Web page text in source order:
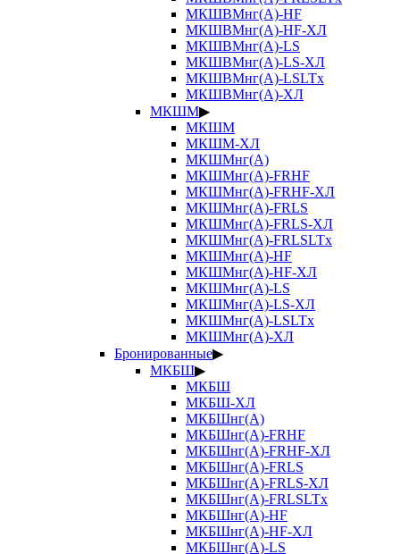
МКШВМнг(А)-HF
МКШВМнг(А)-HF-ХЛ
МКШВМнг(А)-LS
МКШВМнг(А)-LS-ХЛ
МКШВМнг(А)-LSLTx
МКШВМнг(А)-ХЛ
МКШМ▶
МКШМ
МКШМ-ХЛ
МКШМнг(А)
МКШМнг(А)-FRHF
МКШМнг(А)-FRHF-ХЛ
МКШМнг(А)-FRLS
МКШМнг(А)-FRLS-ХЛ
МКШМнг(А)-FRLSLTx
МКШМнг(А)-HF
МКШМнг(А)-HF-ХЛ
МКШМнг(А)-LS
МКШМнг(А)-LS-ХЛ
МКШМнг(А)-LSLTx
МКШМнг(А)-ХЛ
Бронированные▶
МКБШ▶
МКБШ
МКБШ-ХЛ
МКБШнг(А)
МКБШнг(А)-FRHF
МКБШнг(А)-FRHF-ХЛ
МКБШнг(А)-FRLS
МКБШнг(А)-FRLS-ХЛ
МКБШнг(А)-FRLSLTx
МКБШнг(А)-HF
МКБШнг(А)-HF-ХЛ
МКБШнг(А)-LS